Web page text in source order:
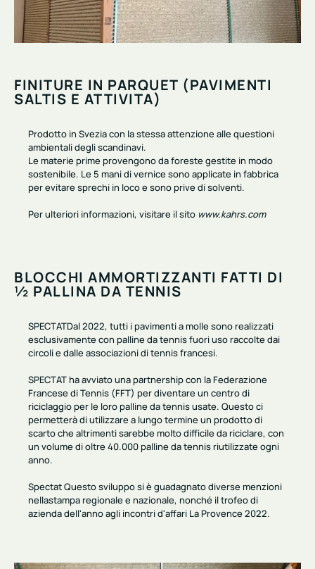
FINITURE IN PARQUET (PAVIMENTI
SALTIS E ATTIVITA)
Prodotto in Svezia con la stessa attenzione alle questioni
ambientali degli scandinavi.
Le materie prime provengono daforeste gestite in modo
sostenibile. Le 5 mani di vernice sono applicate in fabbrica
per evitare sprechi in loco e sono prive di solventi.
Per ulteriori informazioni, visitare il sito www.kahrs.com
BLOCCHI AMMORTIZZANTI FATTI DI
½ PALLINA DA TENNIS
SPECTATDal 2022, tutti i pavimenti a molle sono realizzati
esclusivamente con palline da tennis fuori uso raccolte dai
circoli e dalle associazioni di tennis francesi.
SPECTAT ha avviato una partnership con la Federazione
Francese di Tennis (FFT) per diventare un centro di
riciclaggio per le loro palline da tennis usate. Questo ci
permetterà diutilizzare a lungo termine un prodotto di
scarto che altrimenti sarebbe molto difficile da riciclare, con
un volume di oltre 40.000 palline da tennis riutilizzate ogni
anno.
Spectat Questo sviluppo si è guadagnato diverse menzioni
nellastampa regionale e nazionale, nonché il trofeo di
azienda dell'anno agli incontri d'affari La Provence 2022.